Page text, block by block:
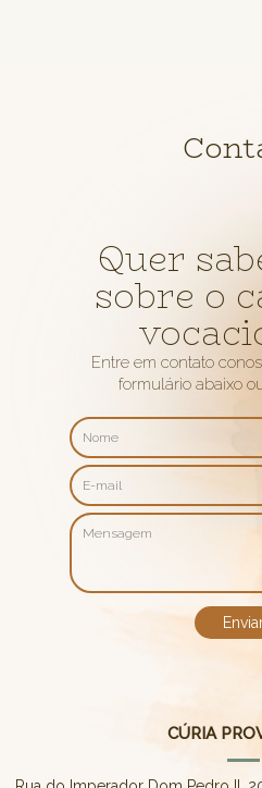
Quer
sobre o
Entre em contato
formulário abaixo
CÚRIA